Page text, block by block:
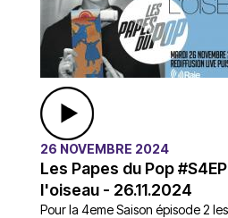
26 NOVEMBRE 2024
Les Papes du Pop
l'oiseau - 26.11.2024
Pour la 4eme Saison épisode 2